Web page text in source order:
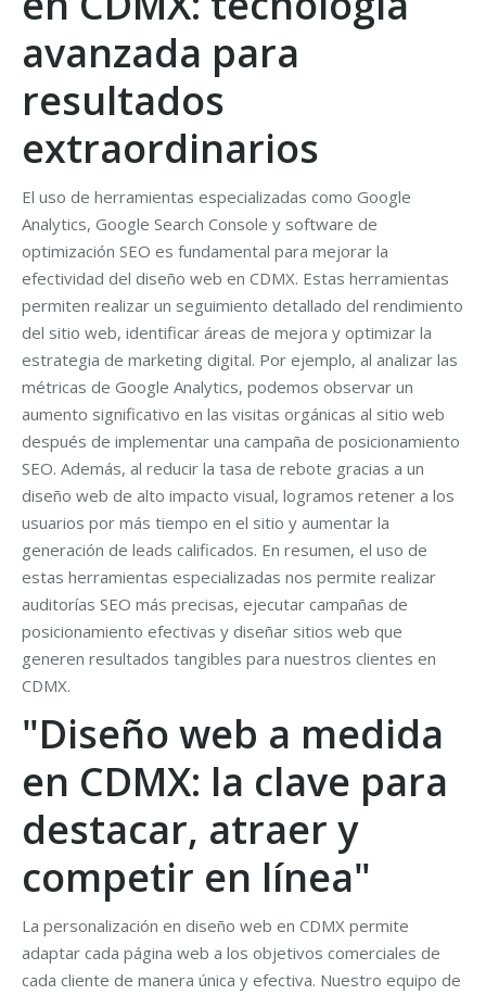
avanzada para
resultados
extraordinarios
El uso de herramientas especializadas como Google
Analytics, Google Search Console y software de
optimización SEO es fundamental para mejorar la
efectividad del diseño web en CDMX. Estas herramientas
permiten realizar un seguimiento detallado del rendimiento
del sitio web, identificar áreas de mejora y optimizar la
estrategia de marketing digital. Por ejemplo, al analizar las
métricas de Google Analytics, podemos observar un
aumento significativo en las visitas orgánicas al sitio web
después de implementar una campaña de posicionamiento
SEO. Además, al reducir la tasa de rebote gracias a un
diseño web de alto impacto visual, logramos retener a los
usuarios por más tiempo en el sitio y aumentar la
generación de leads calificados. En resumen, el uso de
estas herramientas especializadas nos permite realizar
auditorías SEO más precisas, ejecutar campañas de
posicionamiento efectivas y diseñar sitios web que
generen resultados tangibles para nuestros clientes en
CDMX.
"Diseño web a medida
en CDMX: la clave para
destacar, atraer y
competir en línea"
La personalización en diseño web en CDMX permite
adaptar cada página web a los objetivos comerciales de
cada cliente de manera única y efectiva. Nuestro equipo de